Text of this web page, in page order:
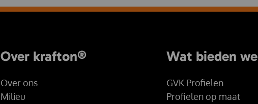
Over krafton®
Over ons
Milieu
Wat bieden we
GVK Profielen
Profielen op maat